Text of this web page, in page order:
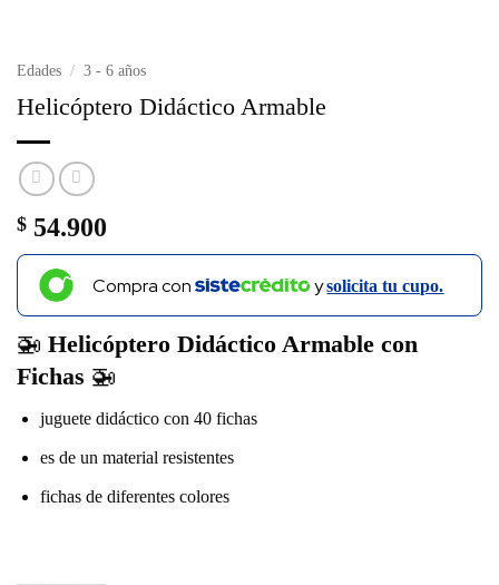
Edades / 3 - 6 años
Helicóptero Didáctico Armable
$ 54.900
Compra con ysolicita tu cupo.
🚁 Helicóptero Didáctico Armable con
Fichas 🚁
juguete didáctico con 40 fichas
es de un material resistentes
fichas de diferentes colores